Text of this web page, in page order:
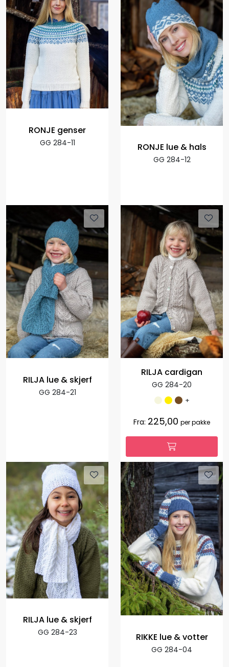
RONJE genser
GG 284-11 RONJE lue & hals
GG 284-12
RILJA lue & skjerf
GG 284-21
RILJA cardigan
GG 284-20
+
Fra: 225,00 per pakke
RILJA lue & skjerf
GG 284-23 RIKKE lue & votter
GG 284-04